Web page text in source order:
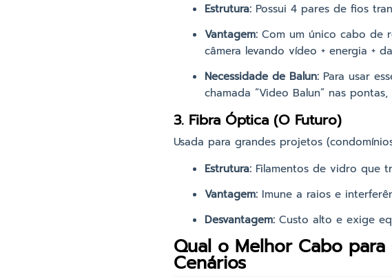
Estrutura: Possui 4 pares de fios
Vantagem: Com um único cabo de
câmera levando vídeo + energia +
Necessidade de Balun: Para usar
chamada “Video Balun” nas
3. Fibra Óptica (O Futuro)
Usada para grandes projetos
Estrutura: Filamentos de vidro que
Vantagem: Imune a raios e
Desvantagem: Custo alto e exige
Qual o Melhor Cabo
Cenários